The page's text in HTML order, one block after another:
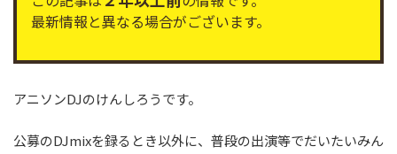
最新情報と異なる場合がございます。
アニソンDJのけんしろうです。
公募のDJmixを録るとき以外に、普段の出演等でだいたいみん